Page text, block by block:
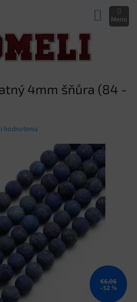
KOŠÍK
4mm šňůra (84 -
hodnotenia
€6,06
–52 %